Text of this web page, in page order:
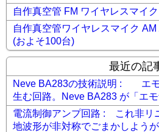
自作真空管 FM ワイヤレスマ
自作真空管ワイヤレスマイク
(およそ100台)
最近の記
Neve BA283の技術説明 : エモ
生む回路。Neve BA283 が「エ
電流制御アンプ回路 : これ非リ
地波形が非対称でごまかしようが